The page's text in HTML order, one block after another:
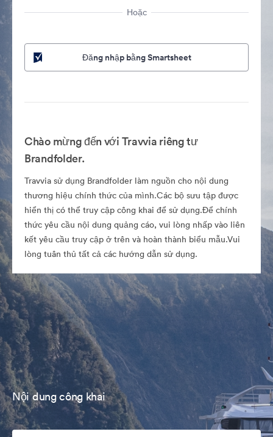
Hoặc
Đăng nhập bằng Smartsheet
Chào mừng đến với Travvia riêng tư
Brandfolder.
Travvia sử dụng Brandfolder làm nguồn cho nội dung
thương hiệu chính thức của mình.Các bộ sưu tập được
hiển thị có thể truy cập công khai để sử dụng.Để chính
thức yêu cầu nội dung quảng cáo, vui lòng nhấp vào liên
kết yêu cầu truy cập ở trên và hoàn thành biểu mẫu.Vui
lòng tuân thủ tất cả các hướng dẫn sử dụng.
Nội dung công khai